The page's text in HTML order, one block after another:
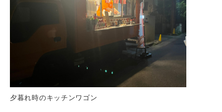
夕暮れ時のキッチンワゴン